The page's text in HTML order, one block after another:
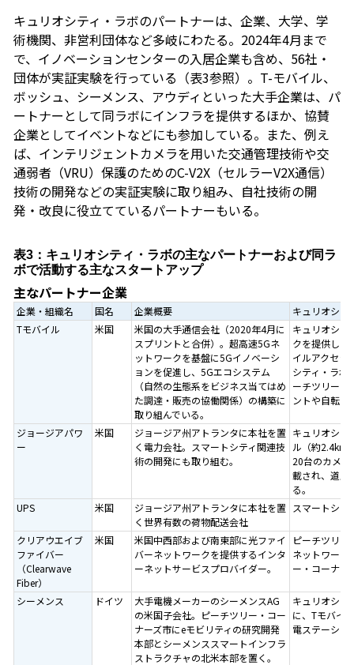
キュリオシティ・ラボのパートナーは、企業、大学、学
術機関、非営利団体など多岐にわたる。2024年4月まで
で、イノベーションセンターの入居企業も含め、56社・
団体が実証実験を行っている（表3参照）。T-モバイル、
ボッシュ、シーメンス、アウディといった大手企業は、パ
ートナーとして同ラボにインフラを提供するほか、協賛
企業としてイベントなどにも参加している。また、例え
ば、インテリジェントカメラを用いた交通管理技術や交
通弱者（VRU）保護のためのC-V2X（セルラーV2X通信）
技術の開発などの実証実験に取り組み、自社技術の開
発・改良に役立てているパートナーもいる。
表3：キュリオシティ・ラボの主なパートナーおよび同ラ
ボで活動する主なスタートアップ
主なパートナー企業
企業・組織名 国名 企業概要
キュリオシテ
Tモバイル
米国
米国の大手通信会社（2020年4月に
スプリントと合併）。超高速5Gネ
ットワークを基盤に5Gイノベーシ
ョンを促進し、5Gエコシステム
（自然の生態系をビジネス当てはめ
た調達・販売の協働関係）の構築に
取り組んでいる。
キュリオシテ
クを提供して
イルアクセラ
シティ・ラボ
ーチツリー・
ントや自転車
ジョージアパワ
ー
米国
ジョージア州アトランタに本社を置
く電力会社。スマートシティ関連技
術の開発にも取り組む。
キュリオシテ
ル（約2.4km
20台のカメ
載され、道路
る。
UPS
米国
ジョージア州アトランタに本社を置
く世界有数の荷物配送会社
スマートシテ
クリアウエイブ
ファイバー
（Clearwave
Fiber）
米国
米国中西部および南東部に光ファイ
バーネットワークを提供するインタ
ーネットサービスプロバイダー。
ピーチツリー
ネットワーク
ー・コーナー
シーメンス ドイツ
大手電機メーカーのシーメンスAG
の米国子会社。ピーチツリー・コー
ナーズ市にeモビリティの研究開発
本部とシーメンススマートインフラ
ストラクチャの北米本部を置く。
キュリオシテ
に、Tモバイ
電ステーショ